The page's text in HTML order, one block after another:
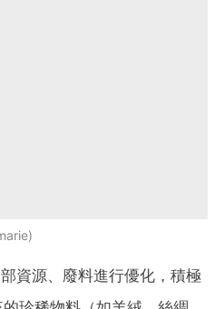
資源、廢料進行優化，積極